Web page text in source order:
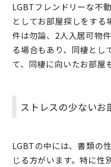
LGBTフレンドリーな不
としてお部屋探しをす
件は勿論、2人入居可物
る場合もあり、同棲とし
て、同棲に向いたお部屋
ストレスの少ないお
LGBTの中には、書類の
じる方がいます。特に性